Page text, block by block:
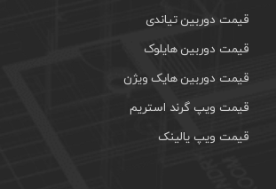
قیمت دوربین تیاندی
قیمت دوربین هایلوک
قیمت دوربین هایک ویژن
قیمت ویپ گرند استریم
قیمت ویپ یالینک